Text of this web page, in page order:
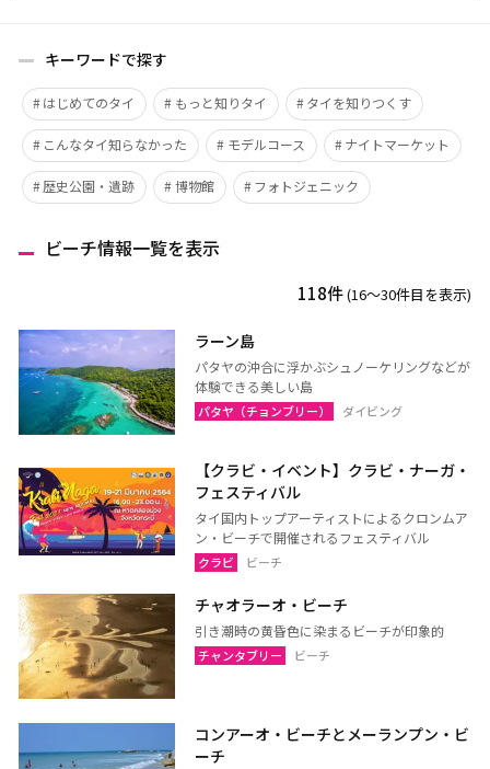
メーホンソーン
ランパーン
ランプーン
スコータイ
ターク
カンペーンペット
ナーン
ペッチャブーン
ウタイターニー
ナコーンラーチャシーマー
（コラート）
ウボンラーチャターニー
（ウボン）
カラシン
ルーイ
ノーンカーイ
ノーンブアランプー
ブンカーン
ムックダーハーン
ローイエット
ブリーラム
シーサケート
キーワードで探す
はじめてのタイ もっと知りタイ タイを知りつくす
こんなタイ知らなかった モデルコース ナイトマーケット
歴史公園・遺跡 博物館 フォトジェニック
ビーチ情報一覧を表示
118件(16〜30件目を表示)
ラーン島
パタヤの沖合に浮かぶシュノーケリングなどが
体験できる美しい島
パタヤ（チョンブリー） ダイビング
【クラビ・イベント】クラビ・ナーガ・
フェスティバル
タイ国内トップアーティストによるクロンムア
ン・ビーチで開催されるフェスティバル
クラビ ビーチ
チャオラーオ・ビーチ
引き潮時の黄昏色に染まるビーチが印象的
チャンタブリー ビーチ
コンアーオ・ビーチとメーランプン・ビ
ーチ